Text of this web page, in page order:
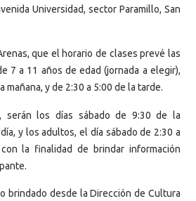
Universidad, sector Paramillo, San
que el horario de clases prevé las
7 a 11 años de edad (jornada a elegir),
mañana, y de 2:30 a 5:00 de la tarde.
serán los días sábado de 9:30 de la
y los adultos, el día sábado de 2:30 a
la finalidad de brindar información
brindado desde la Dirección de Cultura